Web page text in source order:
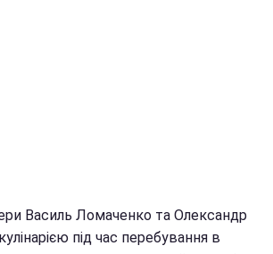
Василь Ломаченко та Олександр
під час перебування в